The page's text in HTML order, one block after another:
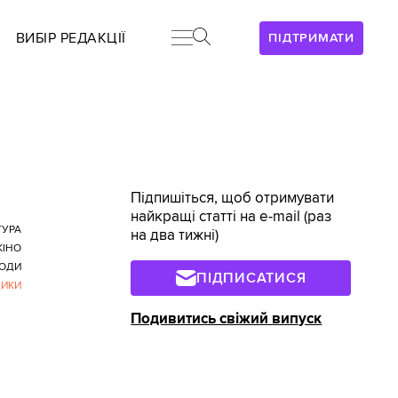
ПІДТРИМАТИ
ВИБІР РЕДАКЦІЇ
Підпишіться, щоб отримувати
найкращі статті на e-mail (раз
на два тижні)
ПІДПИСАТИСЯ
Подивитись свіжий випуск